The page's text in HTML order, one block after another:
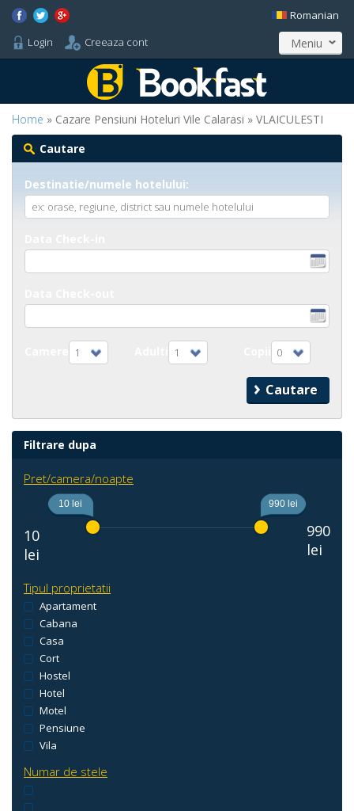
Login Creeaza cont
Romanian
Meniu
Home » Cazare Pensiuni Hoteluri Vile Calarasi » VLAICULESTI
Cautare
Destinatie/numele hotelului:
1 1 0
Filtrare dupa
Pret/camera/noapte
10
lei
10 lei 990 lei
990
lei
Tipul proprietatii
Apartament
Cabana
Casa
Cort
Hostel
Hotel
Motel
Pensiune
Vila
Numar de stele